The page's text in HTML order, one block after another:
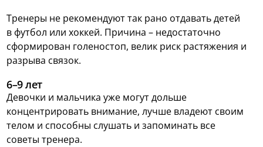
Тренеры не рекомендуют так рано отдавать детей
в футбол или хоккей. Причина – недостаточно
сформирован голеностоп, велик риск растяжения и
разрыва связок.
6–9 лет
Девочки и мальчика уже могут дольше
концентрировать внимание, лучше владеют своим
телом и способны слушать и запоминать все
советы тренера.